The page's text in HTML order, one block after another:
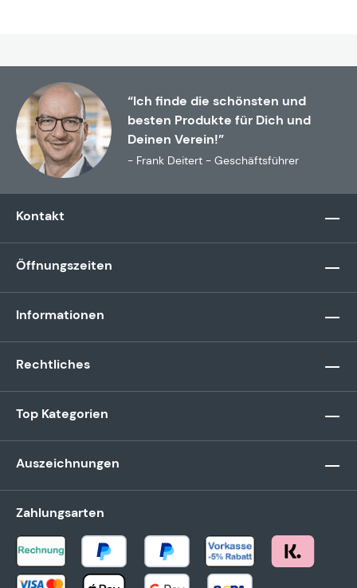
“Ich finde die schönsten und
besten Produkte für Dich und
Deinen Verein!”
- Frank Deitert - Geschäftsführer
Kontakt
Öffnungszeiten
Informationen
Rechtliches
Top Kategorien
Auszeichnungen
Zahlungsarten